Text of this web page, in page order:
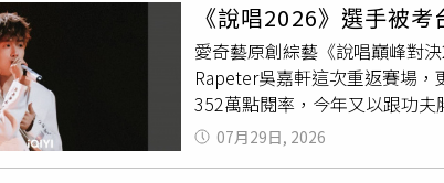
熱現場，展現搖滾巨星的跨國
Wonstein，他一上台便接連帶
來陣陣歡呼。壓軸的天團玖壹
〈local〉、〈癡情男子漢〉、
壹的舞台魅力不僅來自音樂本
《說唱2026》選手被
愛奇藝原創綜藝《說唱巔峰對
Rapeter吳嘉軒這次重返賽場
352萬點閱率，今年又以跟功
其中〈嘿陳會計〉這首歌從爺
Rapeter吳嘉軒近日接受專訪
07月29日, 2026